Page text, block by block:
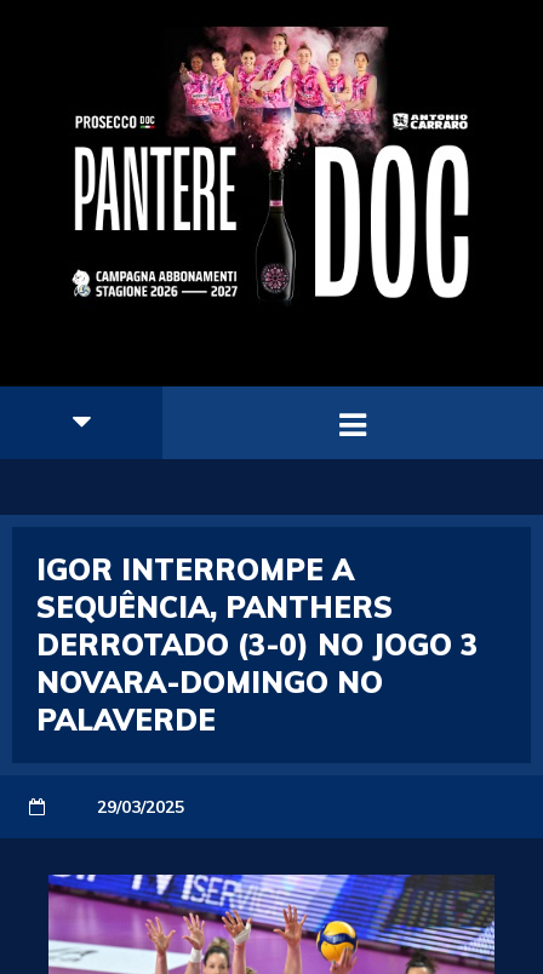
IGOR INTERROMPE A
SEQUÊNCIA, PANTHERS
DERROTADO (3-0) NO JOGO 3
NOVARA-DOMINGO NO
PALAVERDE
29/03/2025